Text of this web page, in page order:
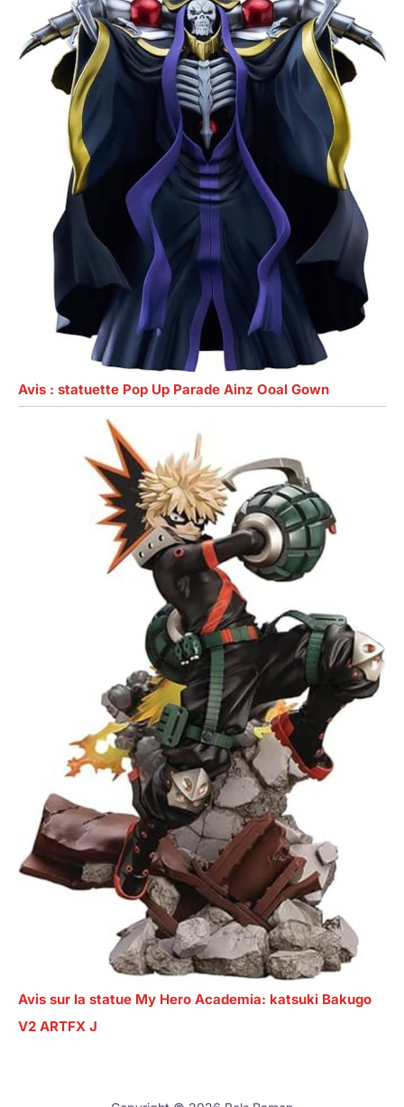
Avis : statuette Pop Up Parade Ainz Ooal Gown
Avis sur la statue My Hero Academia: katsuki Bakugo
V2 ARTFX J